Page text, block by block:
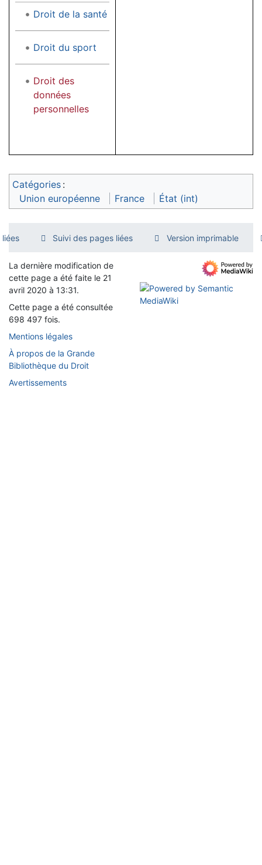
Droit de la santé
Droit du sport
Droit des
données
personnelles
Catégories :
Union européenne
France État (int)
liées Suivi des pages liées Version imprimable
La dernière modification de
cette page a été faite le 21
avril 2020 à 13:31.
Cette page a été consultée
698 497 fois.
Mentions légales
À propos de la Grande
Bibliothèque du Droit
Avertissements